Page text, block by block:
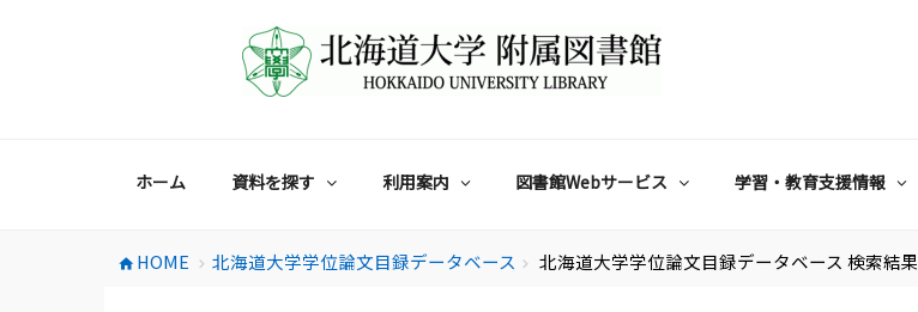
ホーム 資料を探す 利用案内 図書館Webサービス 学習・教育支援情報
home HOME chevron_right 北海道大学学位論文目録データベース chevron_right 北海道大学学位論文目録データベース 検索結果